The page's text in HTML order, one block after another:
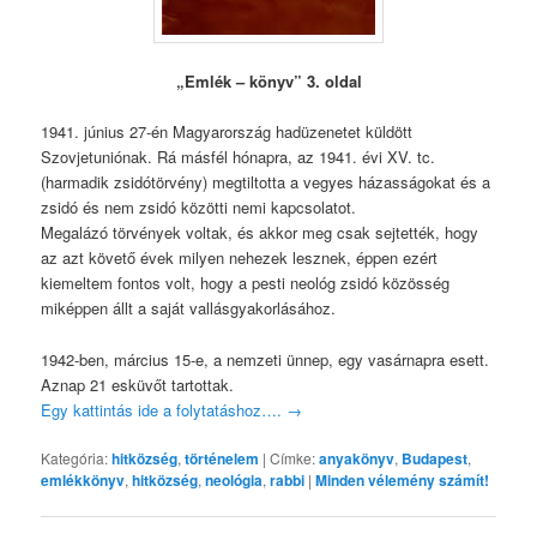
„Emlék – könyv” 3. oldal
1941. június 27-én Magyarország hadüzenetet küldött
Szovjetuniónak. Rá másfél hónapra, az 1941. évi XV. tc.
(harmadik zsidótörvény) megtiltotta a vegyes házasságokat és a
zsidó és nem zsidó közötti nemi kapcsolatot.
Megalázó törvények voltak, és akkor meg csak sejtették, hogy
az azt követő évek milyen nehezek lesznek, éppen ezért
kiemeltem fontos volt, hogy a pesti neológ zsidó közösség
miképpen állt a saját vallásgyakorlásához.
1942-ben, március 15-e, a nemzeti ünnep, egy vasárnapra esett.
Aznap 21 esküvőt tartottak.
Egy kattintás ide a folytatáshoz…. →
Kategória:hitközség,történelem |Címke:anyakönyv, Budapest,
emlékkönyv,hitközség,neológia,rabbi |Minden vélemény számít!